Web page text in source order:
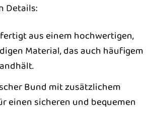
Details:
aus einem hochwertigen,
Material, das auch häufigem
Bund mit zusätzlichem
einen sicheren und bequemen